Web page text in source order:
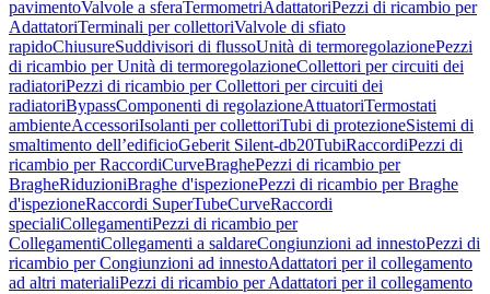
pavimentoValvole a sferaTermometriAdattatoriPezzi di ricambio per
AdattatoriTerminali per collettoriValvole di sfiato
rapidoChiusureSuddivisori di flussoUnità di termoregolazionePezzi
di ricambio per Unità di termoregolazioneCollettori per circuiti dei
radiatoriPezzi di ricambio per Collettori per circuiti dei
radiatoriBypassComponenti di regolazioneAttuatoriTermostati
ambienteAccessoriIsolanti per collettoriTubi di protezioneSistemi di
smaltimento dell’edificioGeberit Silent-db20TubiRaccordiPezzi di
ricambio per RaccordiCurveBraghePezzi di ricambio per
BragheRiduzioniBraghe d'ispezionePezzi di ricambio per Braghe
d'ispezioneRaccordi SuperTubeCurveRaccordi
specialiCollegamentiPezzi di ricambio per
CollegamentiCollegamenti a saldareCongiunzioni ad innestoPezzi di
ricambio per Congiunzioni ad innestoAdattatori per il collegamento
ad altri materialiPezzi di ricambio per Adattatori per il collegamento